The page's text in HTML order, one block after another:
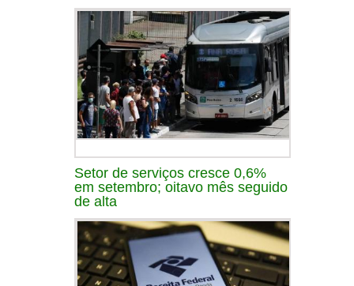
Setor de serviços cresce 0,6%
em setembro; oitavo mês seguido
de alta